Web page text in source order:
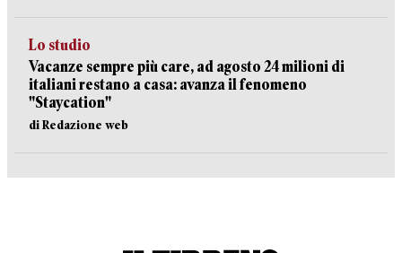
Lo studio
Vacanze sempre più care, ad agosto 24 milioni di
italiani restano a casa: avanza il fenomeno
"Staycation"
di Redazione web